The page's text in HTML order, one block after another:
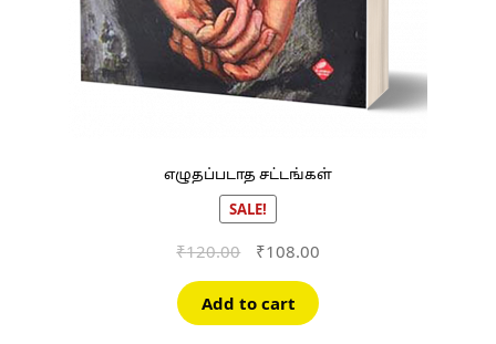
எழுதப்படாத சட்டங்கள்
SALE!
₹120.00
Original
was:
₹120.00.
₹108.00Current
is:
Add to cart